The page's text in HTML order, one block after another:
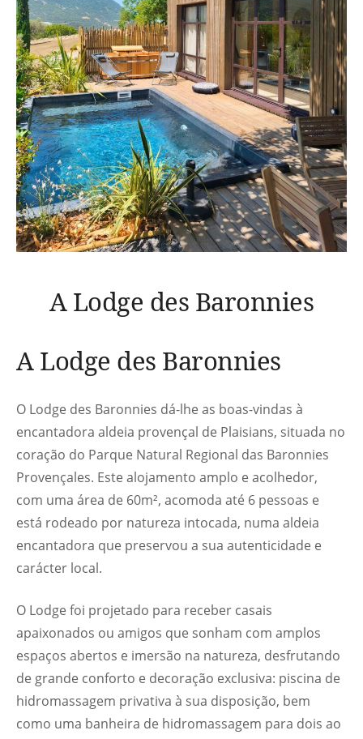
A Lodge des Baronnies
A Lodge des Baronnies
O Lodge des Baronnies dá-lhe as boas-vindas à
encantadora aldeia provençal de Plaisians, situada no
coração do Parque Natural Regional das Baronnies
Provençales. Este alojamento amplo e acolhedor,
com uma área de 60m², acomoda até 6 pessoas e
está rodeado por natureza intocada, numa aldeia
encantadora que preservou a sua autenticidade e
carácter local.
O Lodge foi projetado para receber casais
apaixonados ou amigos que sonham com amplos
espaços abertos e imersão na natureza, desfrutando
de grande conforto e decoração exclusiva: piscina de
hidromassagem privativa à sua disposição, bem
como uma banheira de hidromassagem para dois ao